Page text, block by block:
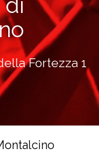
Fortezza 1